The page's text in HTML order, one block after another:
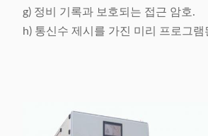
g) 정비 기록과 보호되는 접근 암호.
h) 통신수 제시를 가진 미리 프로그램